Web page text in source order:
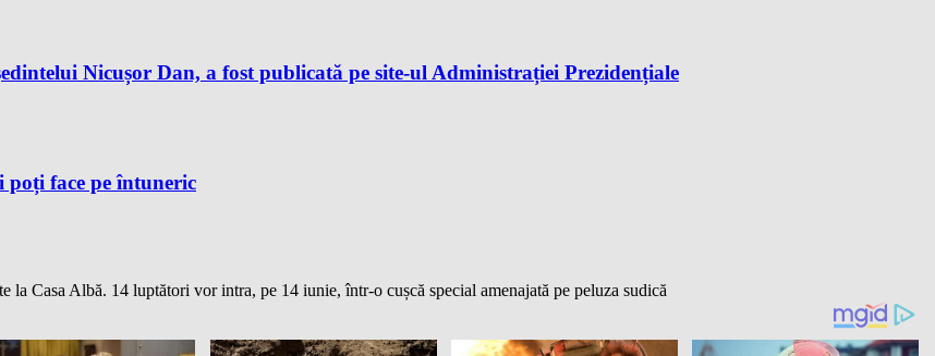
Nicușor Dan, a fost publicată pe site-ul Administrației Prezidențiale
poți face pe întuneric
Casa Albă. 14 luptători vor intra, pe 14 iunie, într-o cușcă special amenajată pe peluza sudică